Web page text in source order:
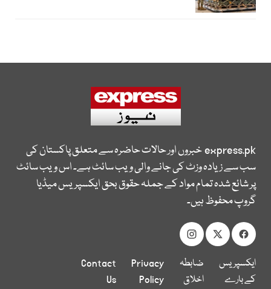
express.pkخبروں اور حالات حاضرہ سے متعلق پاکستان کی
سب سے زیادہ وزٹ کی جانے والی ویب سائٹ ہے۔ اس ویب سائٹ
پر شائع شدہ تمام مواد کے جملہ حقوق بحق ایکسپریس میڈیا
گروپ محفوظ ہیں۔
ایکسپریس
کے بارے
ضابطہ
اخلاق
Privacy
Policy
Contact
Us